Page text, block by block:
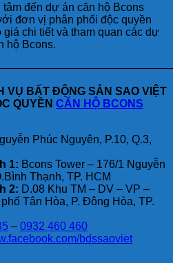
đến dự án căn hộ Bcons
đơn vị phân phối độc quyền
chi tiết và tham quan các dự
hộ Bcons.
VỤ BẤT ĐỘNG SẢN SAO VIỆT
QUYỀN CĂN HỘ BCONS
Phúc Nguyên, P.10, Q.3,
1: Bcons Tower – 176/1 Nguyễn
Thạnh, TP. HCM
2: D.08 Khu TM – DV – VP –
Tân Hòa, P. Đông Hòa, TP.
– 0932 460 460
bdssaoviet